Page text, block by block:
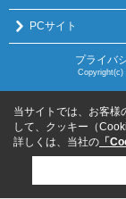
PCサイト
プライバ
Copyright(c)
当サイトでは、お客様
して、クッキー（
詳しくは、当社の 「